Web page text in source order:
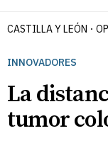
CASTILLA Y LEÓN
INNOVADORES
La
tumor